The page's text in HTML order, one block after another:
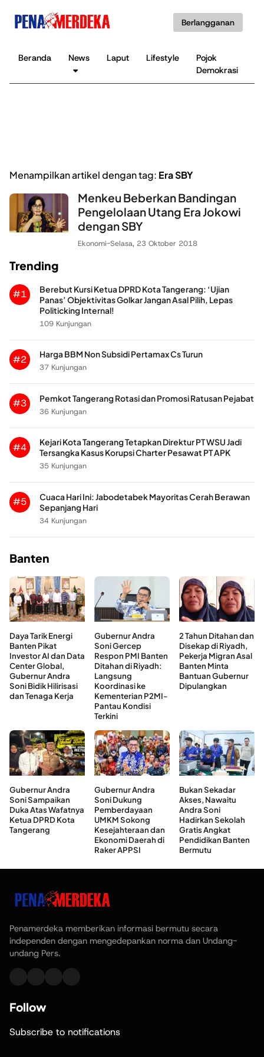
Berlangganan
Beranda News Laput Lifestyle
Pojok
Demokrasi
Menampilkan artikel dengan tag: Era SBY
Menkeu Beberkan Bandingan
Pengelolaan Utang Era Jokowi
dengan SBY
Ekonomi-Selasa, 23 Oktober 2018
Trending
#1
Berebut Kursi Ketua DPRD Kota Tangerang: ‘Ujian
Panas’ Objektivitas Golkar Jangan Asal Pilih, Lepas
Politicking Internal!
109 Kunjungan
#2
Harga BBM Non Subsidi Pertamax Cs Turun
37 Kunjungan
#3
Pemkot Tangerang Rotasi dan Promosi Ratusan Pejabat
36 Kunjungan
#4
Kejari Kota Tangerang Tetapkan Direktur PT WSU Jadi
Tersangka Kasus Korupsi Charter Pesawat PT APK
35 Kunjungan
#5
Cuaca Hari Ini: Jabodetabek Mayoritas Cerah Berawan
Sepanjang Hari
34 Kunjungan
Banten
Daya Tarik Energi
Banten Pikat
Investor AI dan Data
Center Global,
Gubernur Andra
Soni Bidik Hilirisasi
dan Tenaga Kerja
Gubernur Andra
Soni Gercep
Respon PMI Banten
Ditahan di Riyadh:
Langsung
Koordinasi ke
Kementerian P2MI-
Pantau Kondisi
Terkini
2 Tahun Ditahan dan
Disekap di Riyadh,
Pekerja Migran Asal
Banten Minta
Bantuan Gubernur
Dipulangkan
Gubernur Andra
Soni Sampaikan
Duka Atas Wafatnya
Ketua DPRD Kota
Tangerang
Gubernur Andra
Soni Dukung
Pemberdayaan
UMKM Sokong
Kesejahteraan dan
Ekonomi Daerah di
Raker APPSI
Bukan Sekadar
Akses, Nawaitu
Andra Soni
Hadirkan Sekolah
Gratis Angkat
Pendidikan Banten
Bermutu
Penamerdeka memberikan informasi bermutu secara
independen dengan mengedepankan norma dan Undang-
undang Pers.
Follow
Subscribe to notifications